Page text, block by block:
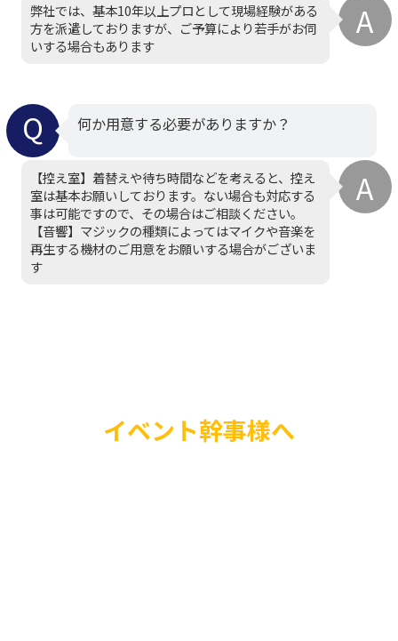
弊社では、基本10年以上プロとして現場経験がある
方を派遣しておりますが、ご予算により若手がお伺
いする場合もあります
何か用意する必要がありますか？
【控え室】着替えや待ち時間などを考えると、控え
室は基本お願いしております。ない場合も対応する
事は可能ですので、その場合はご相談ください。
【音響】マジックの種類によってはマイクや音楽を
再生する機材のご用意をお願いする場合がございま
す
イベント幹事様へ